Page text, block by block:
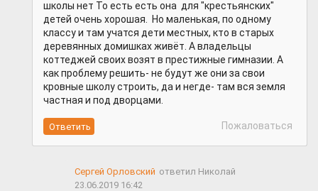
школы нет То есть есть она для "крестьянских"
детей очень хорошая. Но маленькая, по одному
классу и там учатся дети местных, кто в старых
деревянных домишках живёт. А владельцы
коттеджей своих возят в престижные гимназии. А
как проблему решить- не будут же они за свои
кровные школу строить, да и негде- там вся земля
частная и под дворцами.
Пожаловаться
Сергей Орловский ответил Николай
23.06.2019 16:42